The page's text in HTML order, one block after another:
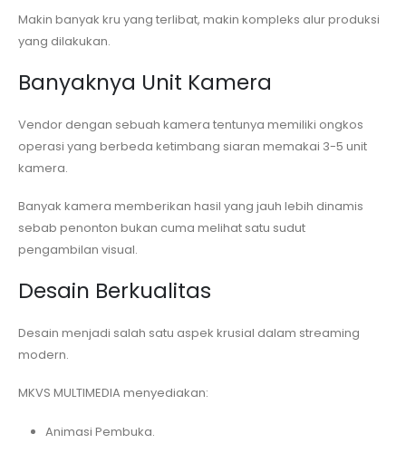
Makin banyak kru yang terlibat, makin kompleks alur produksi
yang dilakukan.
Banyaknya Unit Kamera
Vendor dengan sebuah kamera tentunya memiliki ongkos
operasi yang berbeda ketimbang siaran memakai 3-5 unit
kamera.
Banyak kamera memberikan hasil yang jauh lebih dinamis
sebab penonton bukan cuma melihat satu sudut
pengambilan visual.
Desain Berkualitas
Desain menjadi salah satu aspek krusial dalam streaming
modern.
MKVS MULTIMEDIA menyediakan:
Animasi Pembuka.